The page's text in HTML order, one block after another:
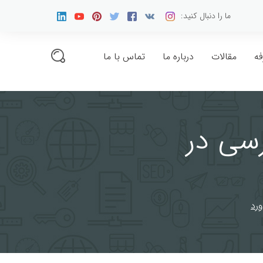
ما را دنبال کنید:
مقالات
تبلیغات و بازاریابی
گوناگون
درباره ما تماس با ما
در